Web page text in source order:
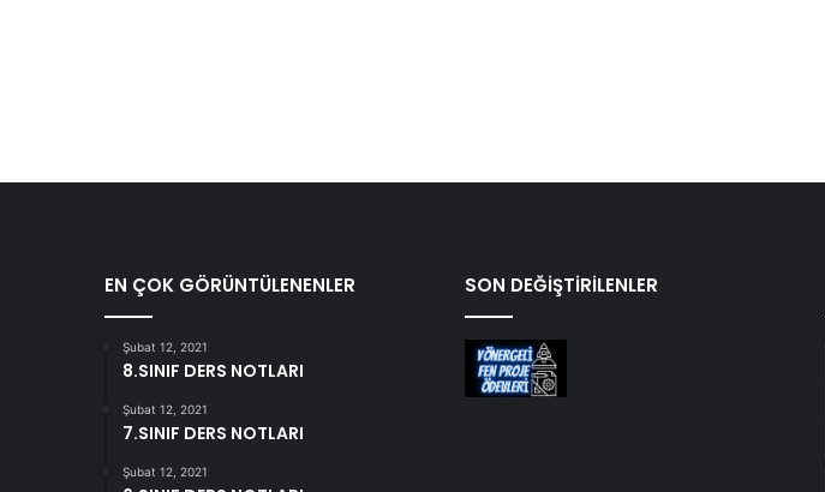
EN ÇOK GÖRÜNTÜLENENLER
Şubat 12, 2021
8.SINIF DERS NOTLARI
Şubat 12, 2021
7.SINIF DERS NOTLARI
Şubat 12, 2021
SON DEĞİŞTİRİLENLER